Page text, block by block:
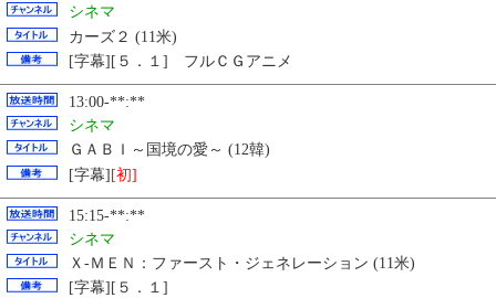
シネマ
カーズ２ (11米)
[字幕][５．１] フルＣＧアニメ
13:00-**:**
シネマ
ＧＡＢＩ～国境の愛～ (12韓)
[字幕][初]
15:15-**:**
シネマ
Ｘ‐ＭＥＮ：ファースト・ジェネレーション (11米)
[字幕][５．１]